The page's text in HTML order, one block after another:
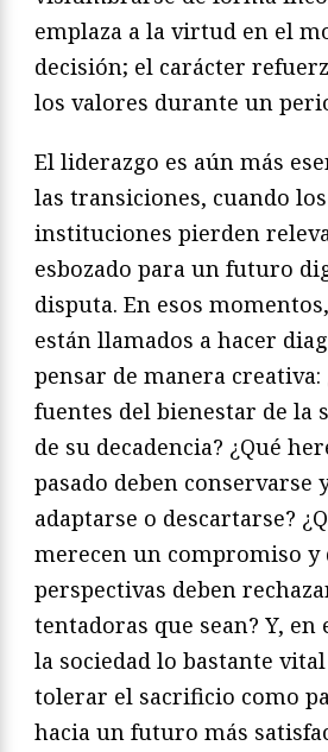
emplaza a la virtud en el
decisión; el carácter
los valores durante un
El liderazgo es aún más
las transiciones, cuando
instituciones pierden
esbozado para un futuro
disputa. En esos
están llamados a hacer
pensar de manera creativa:
fuentes del bienestar de la
de su decadencia? ¿Qué
pasado deben conservarse
adaptarse o descartarse?
merecen un compromiso y
perspectivas deben
tentadoras que sean? Y, en
la sociedad lo bastante
tolerar el sacrificio como
hacia un futuro más